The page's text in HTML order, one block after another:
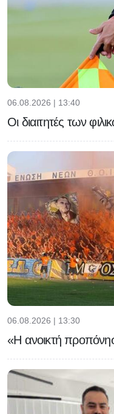
06.08.2026 | 13:40
Οι διαιτητές των
06.08.2026 | 13:30
«Η ανοικτή